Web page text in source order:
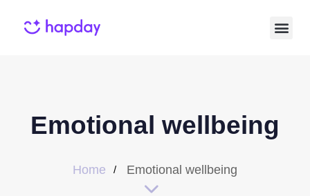
Emotional wellbeing
Home Emotional wellbeing